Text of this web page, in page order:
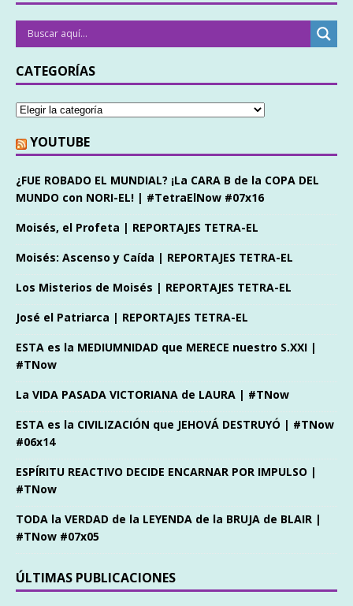
CATEGORÍAS
YOUTUBE
¿FUE ROBADO EL MUNDIAL? ¡La CARA B de la COPA DEL
MUNDO con NORI-EL! | #TetraElNow #07x16
Moisés, el Profeta | REPORTAJES TETRA-EL
Moisés: Ascenso y Caída | REPORTAJES TETRA-EL
Los Misterios de Moisés | REPORTAJES TETRA-EL
José el Patriarca | REPORTAJES TETRA-EL
ESTA es la MEDIUMNIDAD que MERECE nuestro S.XXI |
#TNow
La VIDA PASADA VICTORIANA de LAURA | #TNow
ESTA es la CIVILIZACIÓN que JEHOVÁ DESTRUYÓ | #TNow
#06x14
ESPÍRITU REACTIVO DECIDE ENCARNAR POR IMPULSO |
#TNow
TODA la VERDAD de la LEYENDA de la BRUJA de BLAIR |
#TNow #07x05
ÚLTIMAS PUBLICACIONES